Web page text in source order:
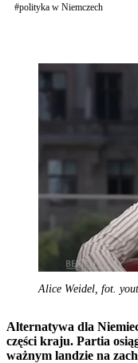
#polityka w Niemczech
Alice Weidel, fot.
Alternatywa dla
części kraju. Partia
ważnym landzie na